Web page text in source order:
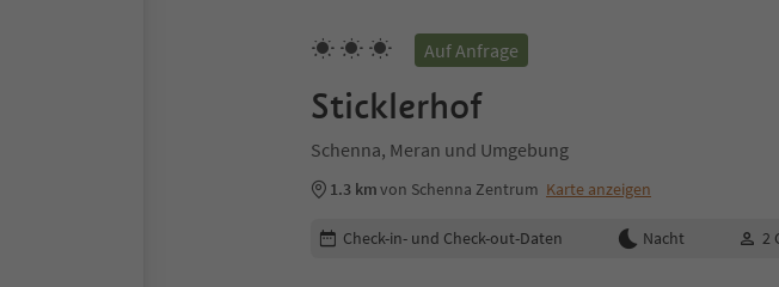
Auf Anfrage
Sticklerhof
Schenna, Meran und Umgebung
1.3 kmvon Schenna Zentrum Karte anzeigen
Buchungsdetails bearbeiten
Check-in- und Check-out-Daten Nacht 2